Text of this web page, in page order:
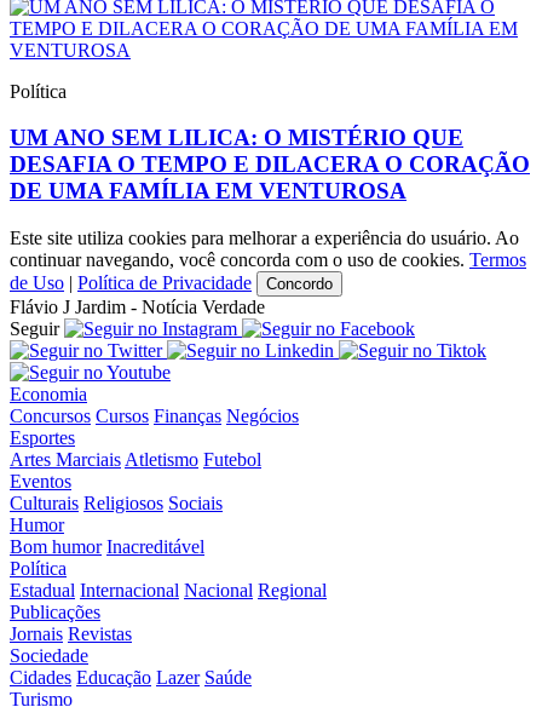
Política
UM ANO SEM LILICA: O MISTÉRIO QUE
DESAFIA O TEMPO E DILACERA O CORAÇÃO
DE UMA FAMÍLIA EM VENTUROSA
Este site utiliza cookies para melhorar a experiência do usuário. Ao
continuar navegando, você concorda com o uso de cookies. Termos
de Uso | Política de Privacidade Concordo
Flávio J Jardim - Notícia Verdade
Seguir
Economia
Concursos Cursos Finanças Negócios
Esportes
Artes Marciais Atletismo Futebol
Eventos
Culturais Religiosos Sociais
Humor
Bom humor Inacreditável
Política
Estadual Internacional Nacional Regional
Publicações
Jornais Revistas
Sociedade
Cidades Educação Lazer Saúde
Turismo